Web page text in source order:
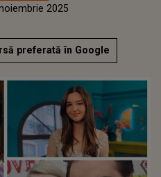
2025
preferată în Google